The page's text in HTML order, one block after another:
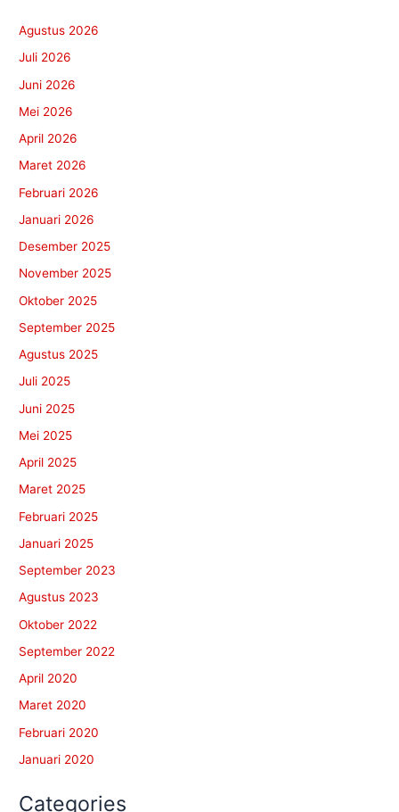
Agustus 2026
Juli 2026
Juni 2026
Mei 2026
April 2026
Maret 2026
Februari 2026
Januari 2026
Desember 2025
November 2025
Oktober 2025
September 2025
Agustus 2025
Juli 2025
Juni 2025
Mei 2025
April 2025
Maret 2025
Februari 2025
Januari 2025
September 2023
Agustus 2023
Oktober 2022
September 2022
April 2020
Maret 2020
Februari 2020
Januari 2020
Categories